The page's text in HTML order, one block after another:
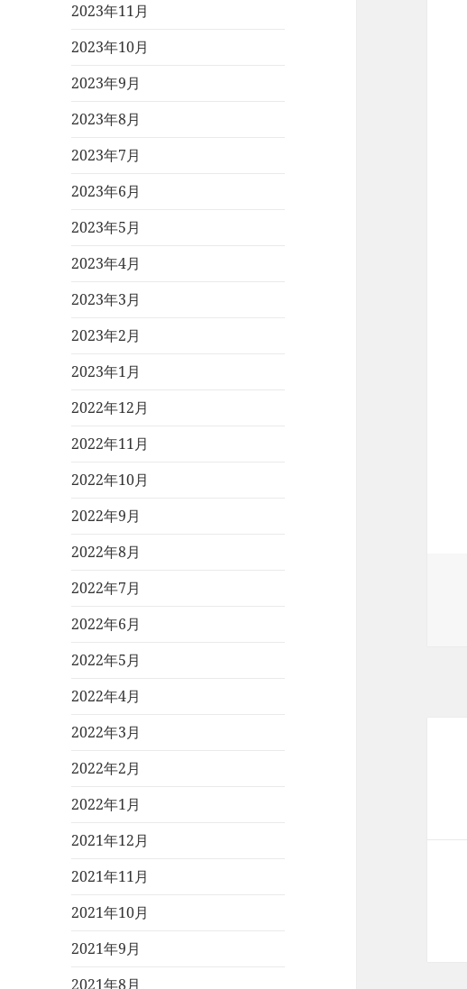
2023年11月
2023年10月
2023年9月
2023年8月
2023年7月
2023年6月
2023年5月
2023年4月
2023年3月
2023年2月
2023年1月
2022年12月
2022年11月
2022年10月
2022年9月
2022年8月
2022年7月
2022年6月
2022年5月
2022年4月
2022年3月
2022年2月
2022年1月
2021年12月
2021年11月
2021年10月
2021年9月
2021年8月